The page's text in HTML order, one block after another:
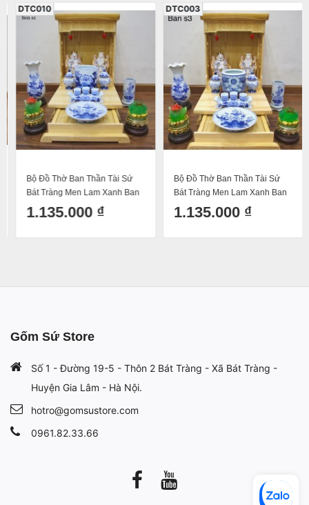
Bộ Đồ Thờ Ban Thần Tài Sứ
Bát Tràng Men Lam Xanh Ban
Hoa Sen (8 món)
1.135.000 ₫
DTC010
Bộ Đồ Thờ Ban Thần Tài Sứ
Bát Tràng Men Lam Xanh Ban
S3 (8 món)
1.135.000 ₫
DTC003
Gốm Sứ Store
Số 1 - Đường 19-5 - Thôn 2 Bát Tràng - Xã Bát Tràng -
Huyện Gia Lâm - Hà Nội.
hotro@gomsustore.com
0961.82.33.66